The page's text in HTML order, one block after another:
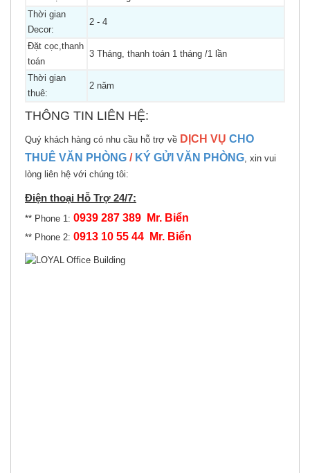
Thời gian
Decor:
2 - 4
Đặt cọc,thanh
toán
3 Tháng, thanh toán 1 tháng /1 lần
Thời gian
thuê:
2 năm
THÔNG TIN LIÊN HỆ:
Quý khách hàng có nhu cầu hỗ trợ về DỊCH VỤ CHO
THUÊ VĂN PHÒNG / KÝ GỬI VĂN PHÒNG, xin vui
lòng liên hệ với chúng tôi:
Điện thoại Hỗ Trợ 24/7:
** Phone 1: 0939 287 389 Mr. Biển
** Phone 2: 0913 10 55 44 Mr. Biển